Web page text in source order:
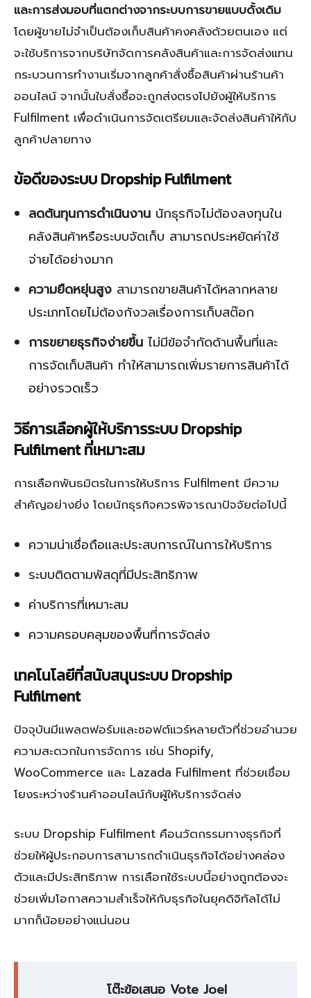
และการส่งมอบที่แตกต่างจากระบบการขายแบบดั้งเดิม
โดยผู้ขายไม่จำเป็นต้องเก็บสินค้าคงคลังด้วยตนเอง แต่
จะใช้บริการจากบริษัทจัดการคลังสินค้าและการจัดส่งแทน
กระบวนการทำงานเริ่มจากลูกค้าสั่งซื้อสินค้าผ่านร้านค้า
ออนไลน์ จากนั้นใบสั่งซื้อจะถูกส่งตรงไปยังผู้ให้บริการ
Fulfilment เพื่อดำเนินการจัดเตรียมและจัดส่งสินค้าให้กับ
ลูกค้าปลายทาง
ข้อดีของระบบ Dropship Fulfilment
ลดต้นทุนการดำเนินงาน นักธุรกิจไม่ต้องลงทุนใน
คลังสินค้าหรือระบบจัดเก็บ สามารถประหยัดค่าใช้
จ่ายได้อย่างมาก
ความยืดหยุ่นสูง สามารถขายสินค้าได้หลากหลาย
ประเภทโดยไม่ต้องกังวลเรื่องการเก็บสต๊อก
การขยายธุรกิจง่ายขึ้น ไม่มีข้อจำกัดด้านพื้นที่และ
การจัดเก็บสินค้า ทำให้สามารถเพิ่มรายการสินค้าได้
อย่างรวดเร็ว
วิธีการเลือกผู้ให้บริการระบบ Dropship
Fulfilment ที่เหมาะสม
การเลือกพันธมิตรในการให้บริการ Fulfilment มีความ
สำคัญอย่างยิ่ง โดยนักธุรกิจควรพิจารณาปัจจัยต่อไปนี้
ความน่าเชื่อถือและประสบการณ์ในการให้บริการ
ระบบติดตามพัสดุที่มีประสิทธิภาพ
ค่าบริการที่เหมาะสม
ความครอบคลุมของพื้นที่การจัดส่ง
เทคโนโลยีที่สนับสนุนระบบ Dropship
Fulfilment
ปัจจุบันมีแพลตฟอร์มและซอฟต์แวร์หลายตัวที่ช่วยอำนวย
ความสะดวกในการจัดการ เช่น Shopify,
WooCommerce และ Lazada Fulfilment ที่ช่วยเชื่อม
โยงระหว่างร้านค้าออนไลน์กับผู้ให้บริการจัดส่ง
ระบบ Dropship Fulfilment คือนวัตกรรมทางธุรกิจที่
ช่วยให้ผู้ประกอบการสามารถดำเนินธุรกิจได้อย่างคล่อง
ตัวและมีประสิทธิภาพ การเลือกใช้ระบบนี้อย่างถูกต้องจะ
ช่วยเพิ่มโอกาสความสำเร็จให้กับธุรกิจในยุคดิจิทัลได้ไม่
มากก็น้อยอย่างแน่นอน
โต๊ะข้อเสนอ Vote Joel